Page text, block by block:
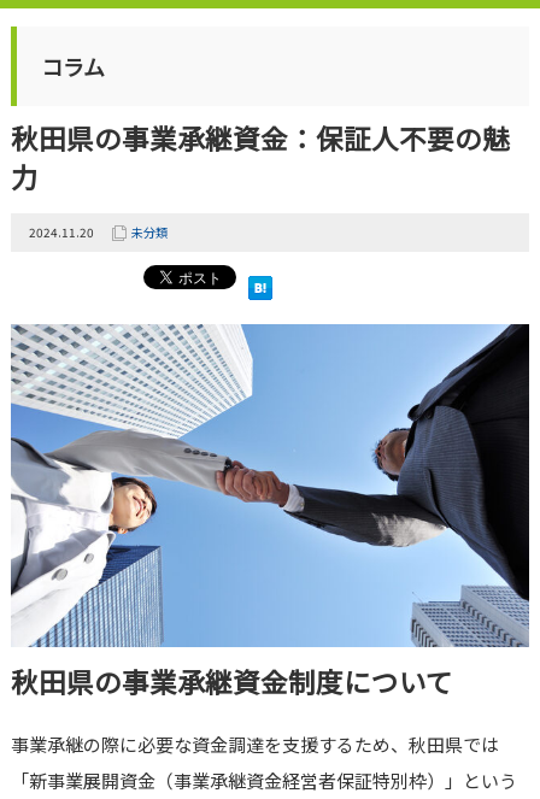
コラム
秋田県の事業承継資金：保証人不要の魅
力
2024.11.20 未分類
秋田県の事業承継資金制度について
事業承継の際に必要な資金調達を支援するため、秋田県では
「新事業展開資金（事業承継資金経営者保証特別枠）」という